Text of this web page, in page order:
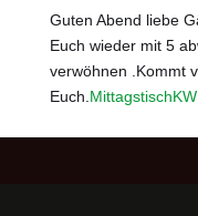
Guten Abend liebe
Euch wieder mit 5
verwöhnen .Kommt
Euch.